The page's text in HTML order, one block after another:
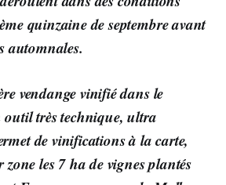
quinzaine de septembre avant
automnales.
vendange vinifié dans le
très technique, ultra
de vinifications à la carte,
les 7 ha de vignes plantés